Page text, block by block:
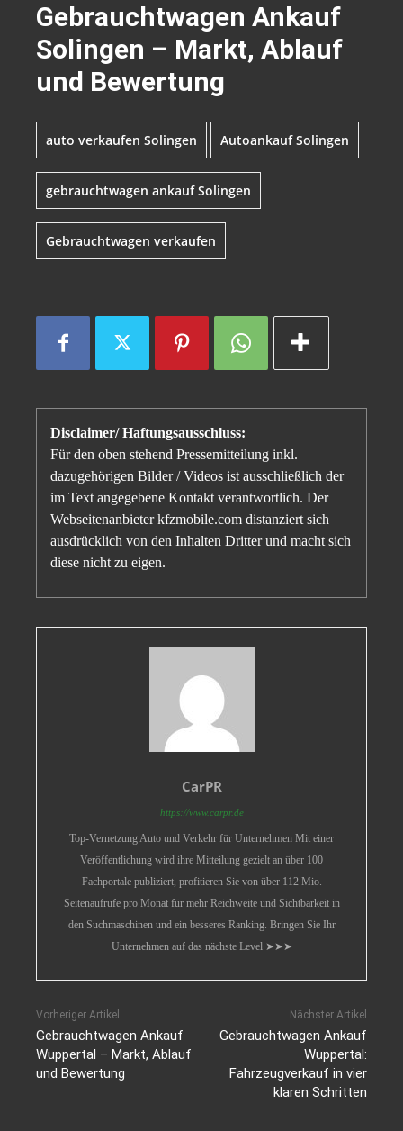
Gebrauchtwagen Ankauf
Solingen – Markt, Ablauf
und Bewertung
auto verkaufen Solingen Autoankauf Solingen
gebrauchtwagen ankauf Solingen
Gebrauchtwagen verkaufen
Disclaimer/ Haftungsausschluss:
Für den oben stehend Pressemitteilung inkl.
dazugehörigen Bilder / Videos ist ausschließlich der
im Text angegebene Kontakt verantwortlich. Der
Webseitenanbieter kfzmobile.com distanziert sich
ausdrücklich von den Inhalten Dritter und macht sich
diese nicht zu eigen.
CarPR
https://www.carpr.de
Top-Vernetzung Auto und Verkehr für Unternehmen Mit einer
Veröffentlichung wird ihre Mitteilung gezielt an über 100
Fachportale publiziert, profitieren Sie von über 112 Mio.
Seitenaufrufe pro Monat für mehr Reichweite und Sichtbarkeit in
den Suchmaschinen und ein besseres Ranking. Bringen Sie Ihr
Unternehmen auf das nächste Level ➤➤➤
Vorheriger Artikel
Gebrauchtwagen Ankauf
Wuppertal – Markt, Ablauf
und Bewertung
Nächster Artikel
Gebrauchtwagen Ankauf
Wuppertal:
Fahrzeugverkauf in vier
klaren Schritten